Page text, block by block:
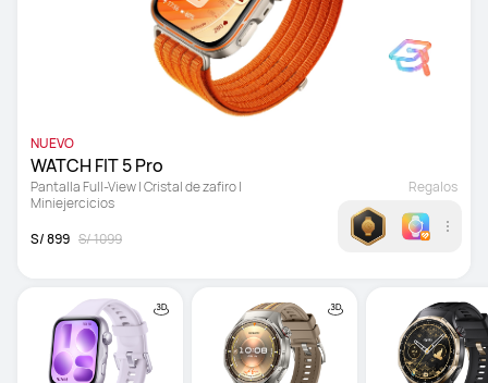
NUEVO
Pantalla Full-View | Cristal de zafiro |
Miniejercicios
S/ 899 S/ 1099
Regalos